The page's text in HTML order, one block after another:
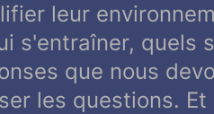
leur
s'entraîner, quels
que nous
les questions.